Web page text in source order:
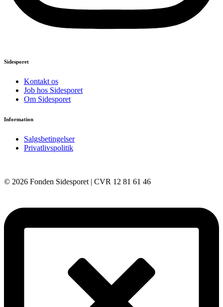
Sidesporet
Kontakt os
Job hos Sidesporet
Om Sidesporet
Information
Salgsbetingelser
Privatlivspolitik
© 2026 Fonden Sidesporet | CVR 12 81 61 46